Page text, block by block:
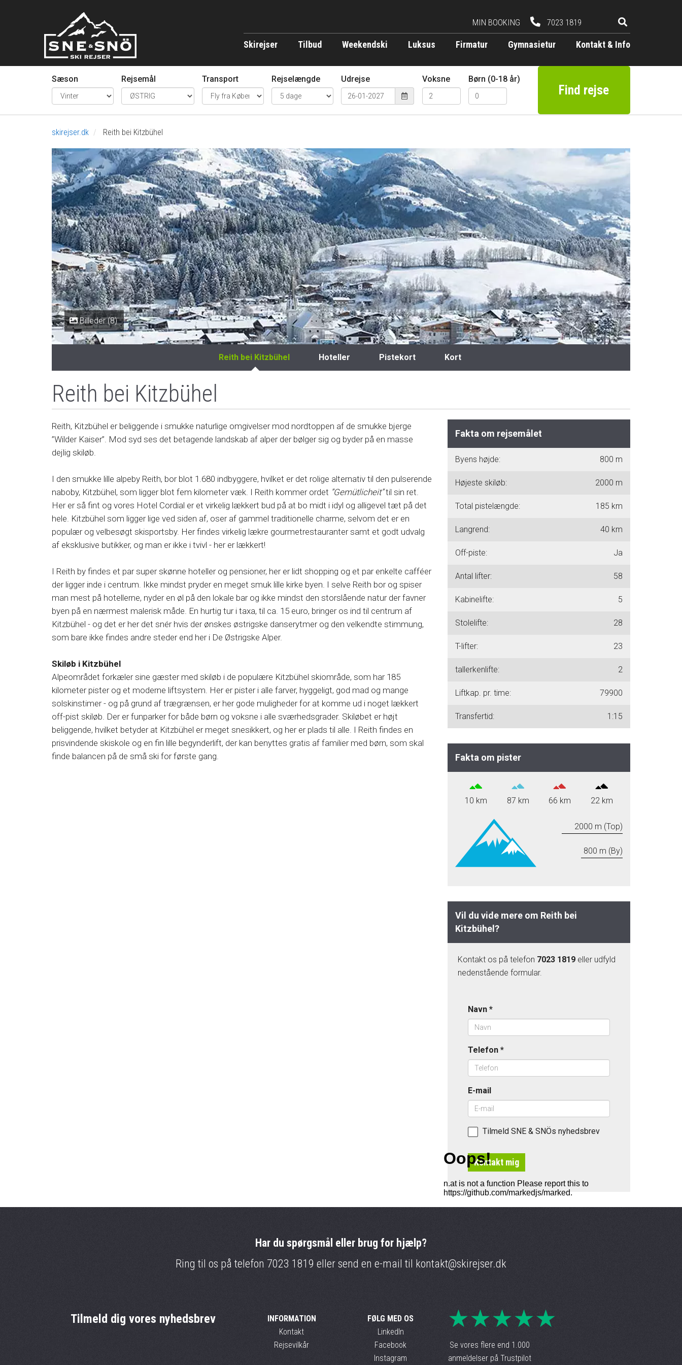
Skirejser Tilbud Weekendski Luksus Firmatur Gymnasietur Kontakt & Info
MIN BOOKING 7023 1819
Find rejse
Sæson Rejsemål Transport Rejselængde Udrejse Voksne Børn (0-18 år)
skirejser.dk Reith bei Kitzbühel
Billeder (8)
Reith bei Kitzbühel Hoteller Pistekort Kort
Reith bei Kitzbühel
Reith, Kitzbühel er beliggende i smukke naturlige omgivelser mod nordtoppen af de smukke bjerge
”Wilder Kaiser”. Mod syd ses det betagende landskab af alper der bølger sig og byder på en masse
dejlig skiløb.
I den smukke lille alpeby Reith, bor blot 1.680 indbyggere, hvilket er det rolige alternativ til den pulserende
naboby, Kitzbühel, som ligger blot fem kilometer væk. I Reith kommer ordet ”Gemütlicheit”til sin ret.
Her er så fint og vores Hotel Cordial er et virkelig lækkert bud på at bo midt i idyl og alligevel tæt på det
hele. Kitzbühel som ligger lige ved siden af, oser af gammel traditionelle charme, selvom det er en
populær og velbesøgt skisportsby. Her findes virkelig lækre gourmetrestauranter samt et godt udvalg
af eksklusive butikker, og man er ikke i tvivl - her er lækkert!
I Reith by findes et par super skønne hoteller og pensioner, her er lidt shopping og et par enkelte cafféer
der ligger inde i centrum. Ikke mindst pryder en meget smuk lille kirke byen. I selve Reith bor og spiser
man mest på hotellerne, nyder en øl på den lokale bar og ikke mindst den storslående natur der favner
byen på en nærmest malerisk måde. En hurtig tur i taxa, til ca. 15 euro, bringer os ind til centrum af
Kitzbühel - og det er her det snér hvis der ønskes østrigske danserytmer og den velkendte stimmung,
som bare ikke findes andre steder end her i De Østrigske Alper.
Skiløb i Kitzbühel
Alpeområdet forkæler sine gæster med skiløb i de populære Kitzbühel skiområde, som har 185
kilometer pister og et moderne liftsystem. Her er pister i alle farver, hyggeligt, god mad og mange
solskinstimer - og på grund af trægrænsen, er her gode muligheder for at komme ud i noget lækkert
off-pist skiløb. Der er funparker for både børn og voksne i alle sværhedsgrader. Skiløbet er højt
beliggende, hvilket betyder at Kitzbühel er meget snesikkert, og her er plads til alle. I Reith findes en
prisvindende skiskole og en fin lille begynderlift, der kan benyttes gratis af familier med børn, som skal
finde balancen på de små ski for første gang.
Fakta om rejsemålet
Byens højde: 800 m
Højeste skiløb: 2000 m
Total pistelængde: 185 km
Langrend: 40 km
Off-piste: Ja
Antal lifter: 58
Kabinelifte: 5
Stolelifte: 28
T-lifter: 23
tallerkenlifte: 2
Liftkap. pr. time: 79900
Transfertid: 1:15
Fakta om pister
10 km 87 km 66 km 22 km
2000 m (Top)
800 m (By)
Vil du vide mere om Reith bei
Kitzbühel?
Kontakt os på telefon 7023 1819 eller udfyld
nedenstående formular.
Navn *
Telefon *
E-mail
Tilmeld SNE & SNÖs nyhedsbrev
Har du spørgsmål eller brug for hjælp?
Ring til os på telefon 7023 1819 eller send en e-mail til kontakt@skirejser.dk
Tilmeld dig vores nyhedsbrev
INFORMATION
Kontakt
Rejsevilkår
FØLG MED OS
LinkedIn
Facebook
Instagram
★★★★★
Se vores flere end 1.000
anmeldelser på Trustpilot